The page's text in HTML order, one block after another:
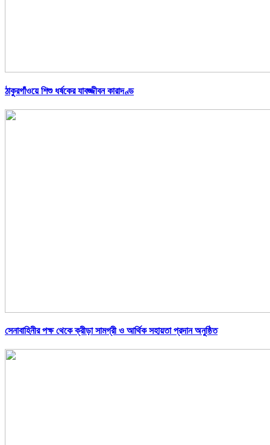
ঠাকুরগাঁওয়ে শিশু ধর্ষকের যাবজ্জীবন কারাদণ্ড
সেনাবাহিনীর পক্ষ থেকে ক্রীড়া সামগ্রী ও আর্থিক সহায়তা প্রদান অনুষ্ঠিত